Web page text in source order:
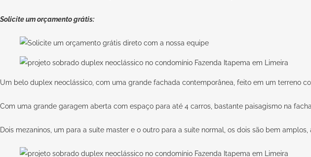
Solicite um orçamento grátis:
Um belo duplex neoclássico, com uma grande fachada contemporânea, feito em um terreno
Com uma grande garagem aberta com espaço para até 4 carros, bastante paisagismo na
Dois mezaninos, um para a suíte master e o outro para a suíte normal, os dois são bem